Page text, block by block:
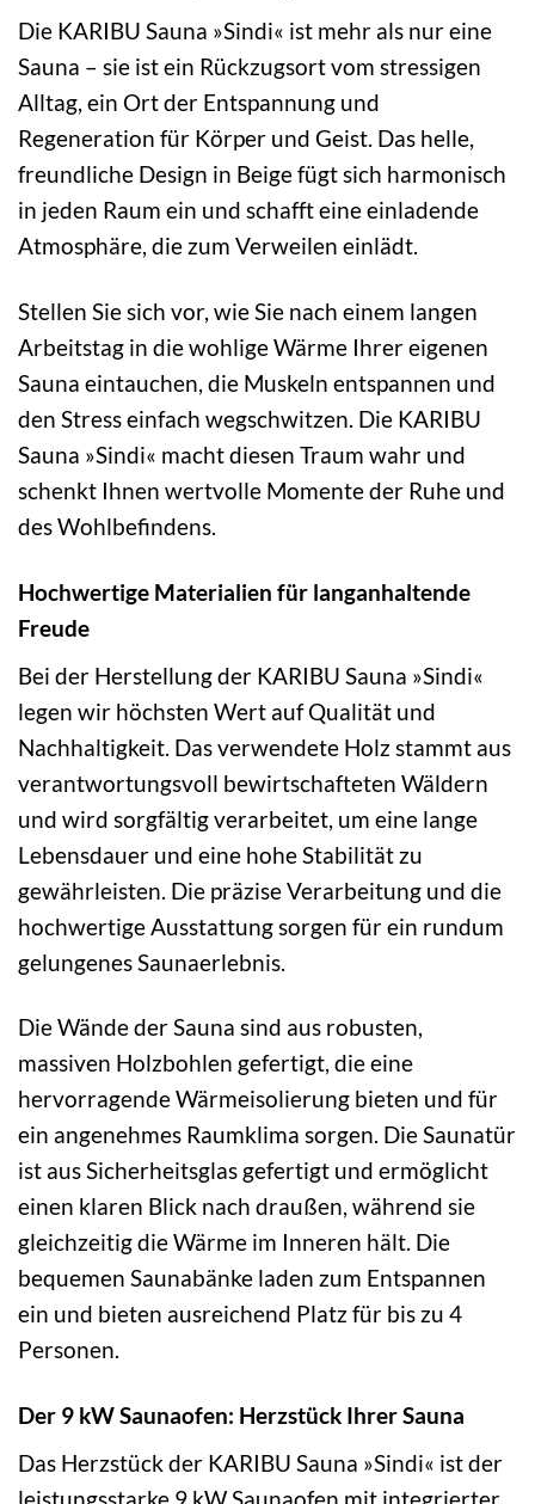
Die KARIBU Sauna »Sindi« ist mehr als nur eine
Sauna – sie ist ein Rückzugsort vom stressigen
Alltag, ein Ort der Entspannung und
Regeneration für Körper und Geist. Das helle,
freundliche Design in Beige fügt sich harmonisch
in jeden Raum ein und schafft eine einladende
Atmosphäre, die zum Verweilen einlädt.
Stellen Sie sich vor, wie Sie nach einem langen
Arbeitstag in die wohlige Wärme Ihrer eigenen
Sauna eintauchen, die Muskeln entspannen und
den Stress einfach wegschwitzen. Die KARIBU
Sauna »Sindi« macht diesen Traum wahr und
schenkt Ihnen wertvolle Momente der Ruhe und
des Wohlbefindens.
Hochwertige Materialien für langanhaltende
Freude
Bei der Herstellung der KARIBU Sauna »Sindi«
legen wir höchsten Wert auf Qualität und
Nachhaltigkeit. Das verwendete Holz stammt aus
verantwortungsvoll bewirtschafteten Wäldern
und wird sorgfältig verarbeitet, um eine lange
Lebensdauer und eine hohe Stabilität zu
gewährleisten. Die präzise Verarbeitung und die
hochwertige Ausstattung sorgen für ein rundum
gelungenes Saunaerlebnis.
Die Wände der Sauna sind aus robusten,
massiven Holzbohlen gefertigt, die eine
hervorragende Wärmeisolierung bieten und für
ein angenehmes Raumklima sorgen. Die Saunatür
ist aus Sicherheitsglas gefertigt und ermöglicht
einen klaren Blick nach draußen, während sie
gleichzeitig die Wärme im Inneren hält. Die
bequemen Saunabänke laden zum Entspannen
ein und bieten ausreichend Platz für bis zu 4
Personen.
Der 9 kW Saunaofen: Herzstück Ihrer Sauna
Das Herzstück der KARIBU Sauna »Sindi« ist der